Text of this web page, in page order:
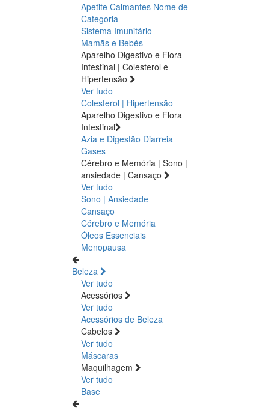
Apetite Calmantes Nome de
Categoria
Sistema Imunitário
Mamãs e Bebés
Aparelho Digestivo e Flora
Intestinal | Colesterol e
Hipertensão
Ver tudo
Colesterol | Hipertensão
Aparelho Digestivo e Flora
Intestinal
Azia e Digestão Diarreia
Gases
Cérebro e Memória | Sono |
ansiedade | Cansaço
Ver tudo
Sono | Ansiedade
Cansaço
Cérebro e Memória
Óleos Essenciais
Menopausa
Beleza
Ver tudo
Acessórios
Ver tudo
Acessórios de Beleza
Cabelos
Ver tudo
Máscaras
Maquilhagem
Ver tudo
Base